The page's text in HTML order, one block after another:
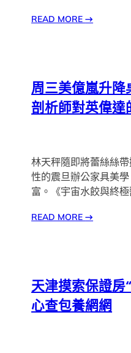
READ MORE→
周三美億嵐升降
剖析師對英偉達
林天秤隨即將蕾絲絲
性的震旦辦公家具美
富。《宇宙水餃與終
READ MORE→
天津摸索保證
心查包養網網